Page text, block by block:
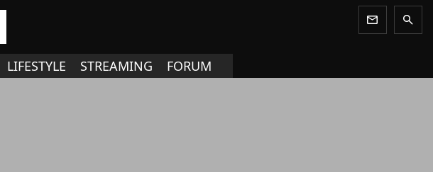
newsletter search
LIFESTYLE STREAMING FORUM